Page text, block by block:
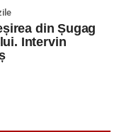
din Șugag
Intervin